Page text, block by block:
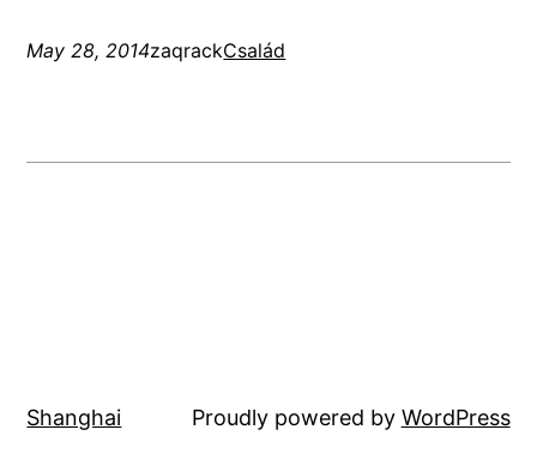
May 28, 2014zaqrackCsalád
Shanghai Proudly powered by WordPress